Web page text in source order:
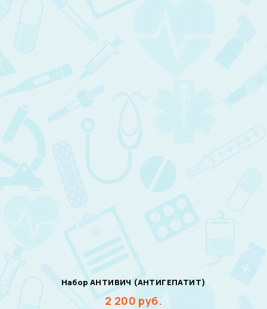
Набор АНТИВИЧ (АНТИГЕПАТИТ)
2 200 руб.